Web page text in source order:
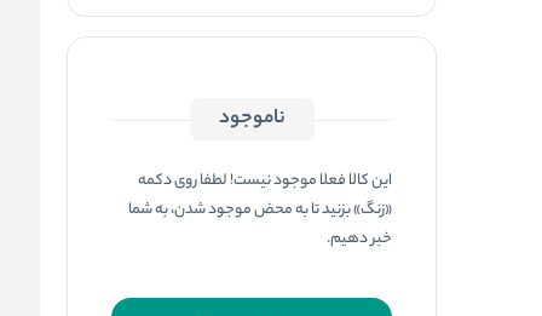
ناموجود
این کالا فعلا موجود نیست! لطفا روی دکمه
«زنگ» بزنید تا به محض موجود شدن، به شما
خبر دهیم.